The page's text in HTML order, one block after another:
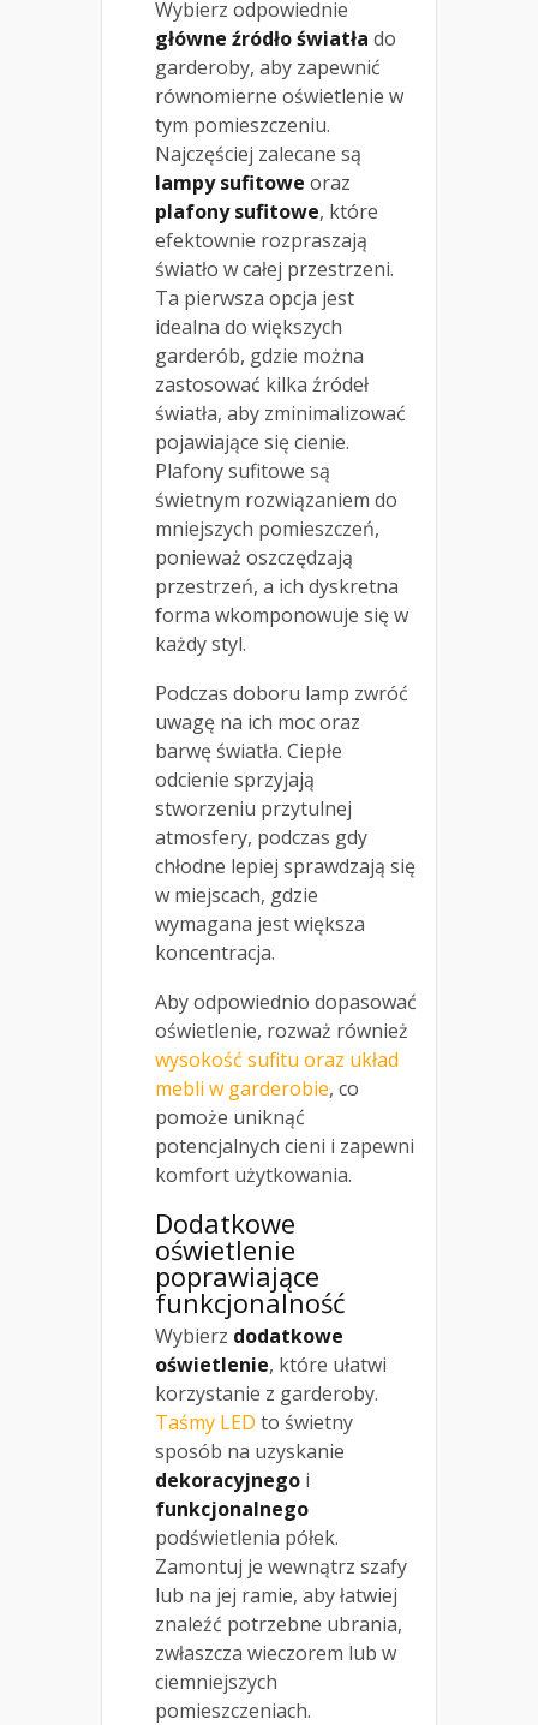
Wybierz odpowiednie
główne źródło światła do
garderoby, aby zapewnić
równomierne oświetlenie w
tym pomieszczeniu.
Najczęściej zalecane są
lampy sufitowe oraz
plafony sufitowe, które
efektownie rozpraszają
światło w całej przestrzeni.
Ta pierwsza opcja jest
idealna do większych
garderób, gdzie można
zastosować kilka źródeł
światła, aby zminimalizować
pojawiające się cienie.
Plafony sufitowe są
świetnym rozwiązaniem do
mniejszych pomieszczeń,
ponieważ oszczędzają
przestrzeń, a ich dyskretna
forma wkomponowuje się w
każdy styl.
Podczas doboru lamp zwróć
uwagę na ich moc oraz
barwę światła. Ciepłe
odcienie sprzyjają
stworzeniu przytulnej
atmosfery, podczas gdy
chłodne lepiej sprawdzają się
w miejscach, gdzie
wymagana jest większa
koncentracja.
Aby odpowiednio dopasować
oświetlenie, rozważ również
wysokość sufitu oraz układ
mebli w garderobie, co
pomoże uniknąć
potencjalnych cieni i zapewni
komfort użytkowania.
Dodatkowe
oświetlenie
poprawiające
funkcjonalność
Wybierz dodatkowe
oświetlenie, które ułatwi
korzystanie z garderoby.
Taśmy LED to świetny
sposób na uzyskanie
dekoracyjnego i
funkcjonalnego
podświetlenia półek.
Zamontuj je wewnątrz szafy
lub na jej ramie, aby łatwiej
znaleźć potrzebne ubrania,
zwłaszcza wieczorem lub w
ciemniejszych
pomieszczeniach.